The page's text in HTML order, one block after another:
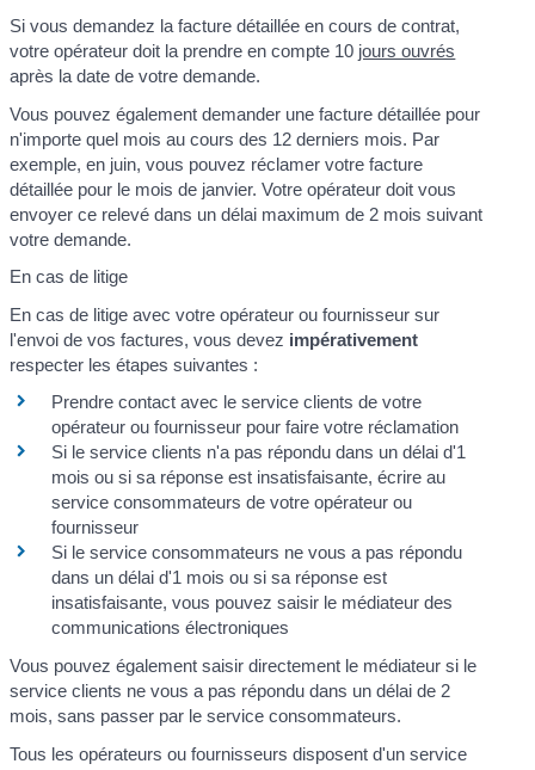
Si vous demandez la facture détaillée en cours de contrat,
votre opérateur doit la prendre en compte 10 jours ouvrés
après la date de votre demande.
Vous pouvez également demander une facture détaillée pour
n'importe quel mois au cours des 12 derniers mois. Par
exemple, en juin, vous pouvez réclamer votre facture
détaillée pour le mois de janvier. Votre opérateur doit vous
envoyer ce relevé dans un délai maximum de 2 mois suivant
votre demande.
En cas de litige
En cas de litige avec votre opérateur ou fournisseur sur
l'envoi de vos factures, vous devez impérativement
respecter les étapes suivantes :
Prendre contact avec le service clients de votre
opérateur ou fournisseur pour faire votre réclamation
Si le service clients n'a pas répondu dans un délai d'1
mois ou si sa réponse est insatisfaisante, écrire au
service consommateurs de votre opérateur ou
fournisseur
Si le service consommateurs ne vous a pas répondu
dans un délai d'1 mois ou si sa réponse est
insatisfaisante, vous pouvez saisir le médiateur des
communications électroniques
Vous pouvez également saisir directement le médiateur si le
service clients ne vous a pas répondu dans un délai de 2
mois, sans passer par le service consommateurs.
Tous les opérateurs ou fournisseurs disposent d'un service